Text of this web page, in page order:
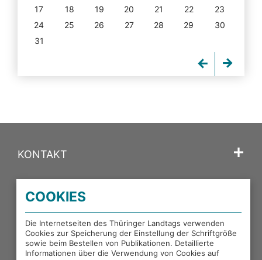
17
18 19 20 21 22
23
24
25 26 27 28 29
30
31
KONTAKT
PORTALE DES THÜRINGER LANDTAGS
EXTERNE LINKS
COOKIES
Die Internetseiten des Thüringer Landtags verwenden
Cookies zur Speicherung der Einstellung der Schriftgröße
sowie beim Bestellen von Publikationen. Detaillierte
Informationen über die Verwendung von Cookies auf